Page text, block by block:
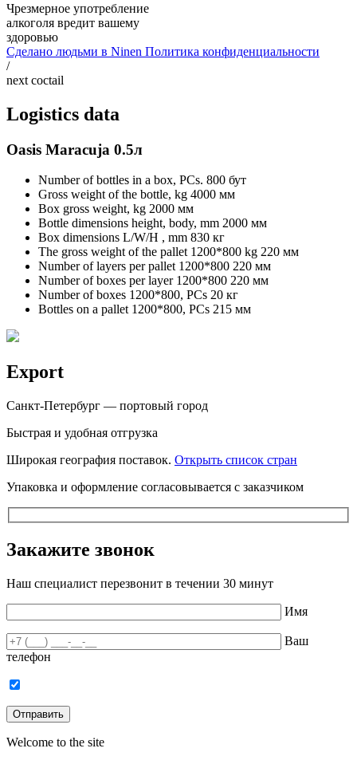
Чрезмерное употребление
алкоголя вредит вашему
здоровью
Сделано людьми в Ninen Политика конфиденциальности
/
next coctail
Logistics data
Oasis Maracuja 0.5л
Number of bottles in a box, PCs. 800 бут
Gross weight of the bottle, kg 4000 мм
Box gross weight, kg 2000 мм
Bottle dimensions height, body, mm 2000 мм
Box dimensions L/W/H , mm 830 кг
The gross weight of the pallet 1200*800 kg 220 мм
Number of layers per pallet 1200*800 220 мм
Number of boxes per layer 1200*800 220 мм
Number of boxes 1200*800, PCs 20 кг
Bottles on a pallet 1200*800, PCs 215 мм
Export
Санкт-Петербург — портовый город
Быстрая и удобная отгрузка
Широкая география поставок. Открыть список стран
Упаковка и оформление согласовывается с заказчиком
Закажите звонок
Наш специалист перезвонит в течении 30 минут
Имя
Ваш
телефон
Welcome to the site